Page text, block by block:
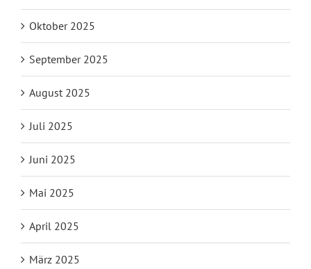
Oktober 2025
September 2025
August 2025
Juli 2025
Juni 2025
Mai 2025
April 2025
März 2025